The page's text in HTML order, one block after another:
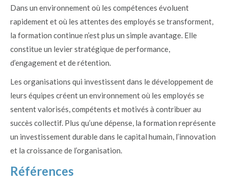
Dans un environnement où les compétences évoluent
rapidement et où les attentes des employés se transforment,
la formation continue n’est plus un simple avantage. Elle
constitue un levier stratégique de performance,
d’engagement et de rétention.
Les organisations qui investissent dans le développement de
leurs équipes créent un environnement où les employés se
sentent valorisés, compétents et motivés à contribuer au
succès collectif. Plus qu’une dépense, la formation représente
un investissement durable dans le capital humain, l’innovation
et la croissance de l’organisation.
Références